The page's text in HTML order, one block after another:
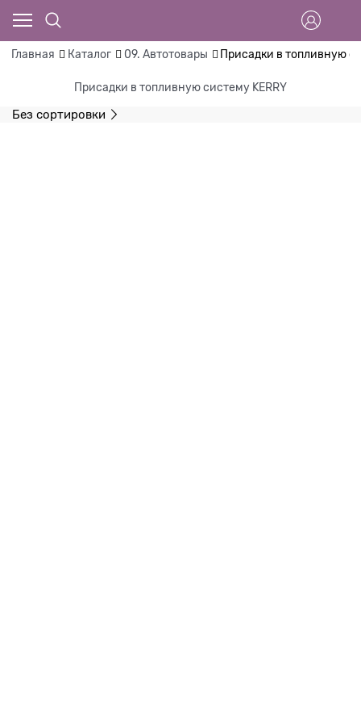
Главная Каталог 09. Автотовары Присадки в топливную
Присадки в топливную систему KERRY
Без сортировки